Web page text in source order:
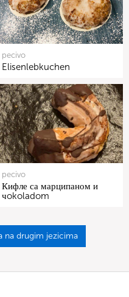
pecivo
Elisenlebkuchen
pecivo
Кифле са марципаном и
чokoladom
na drugim jezicima